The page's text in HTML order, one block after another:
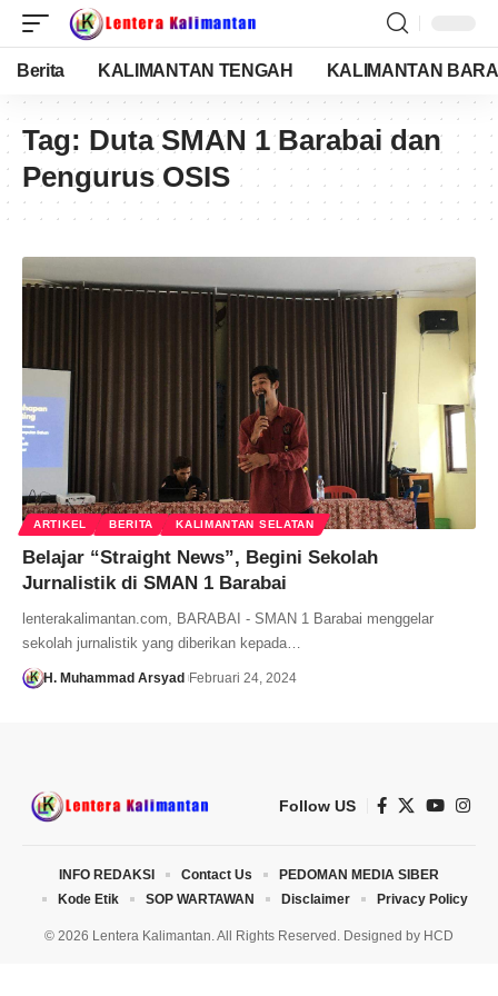
Berita KALIMANTAN TENGAH KALIMANTAN
Tag: Duta SMAN 1 Barabai dan
Pengurus OSIS
ARTIKEL BERITA KALIMANTAN SELATAN
Belajar “Straight News”, Begini Sekolah
Jurnalistik di SMAN 1 Barabai
lenterakalimantan.com, BARABAI - SMAN 1 Barabai menggelar
sekolah jurnalistik yang diberikan kepada…
H. Muhammad Arsyad Februari 24, 2024
Follow US
© 2026 Lentera Kalimantan. All Rights Reserved. Designed by HCD
INFO REDAKSI Contact Us
PEDOMAN MEDIA SIBER
Kode Etik
SOP WARTAWAN Disclaimer Privacy Policy